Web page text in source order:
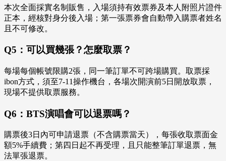
本次全面採實名制販售，入場須持有效票券及本人附照片證件
正本，經核對身分後入場；第一張票券會自動帶入購票者姓名
且不可修改。
Q5：可以買幾張？怎麼取票？
每場每個帳號限購2張，同一筆訂單不可跨場購買。取票採
ibon方式，須至7-11操作機台，各場次開演前5日開放取票，
現場不提供取票服務。
Q6：BTS演唱會可以退票嗎？
購票後3日內可申請退票（不含購票當天），每張收取票面金
額5%手續費；第四日起不再受理，且只能整筆訂單退票，無
法單張退票。